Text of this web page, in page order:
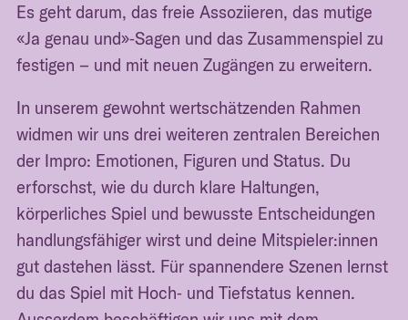
Es geht darum, das freie Assoziieren, das mutige
«Ja genau und»‑Sagen und das Zusammenspiel zu
festigen – und mit neuen Zugängen zu erweitern.
In unserem gewohnt wertschätzenden Rahmen
widmen wir uns drei weiteren zentralen Bereichen
der Impro: Emotionen, Figuren und Status. Du
erforschst, wie du durch klare Haltungen,
körperliches Spiel und bewusste Entscheidungen
handlungsfähiger wirst und deine Mitspieler:innen
gut dastehen lässt. Für spannendere Szenen lernst
du das Spiel mit Hoch‑ und Tiefstatus kennen.